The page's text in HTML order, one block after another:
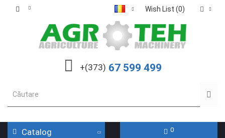
Wish List (0)
+(373) 67 599 499
Catalog 0